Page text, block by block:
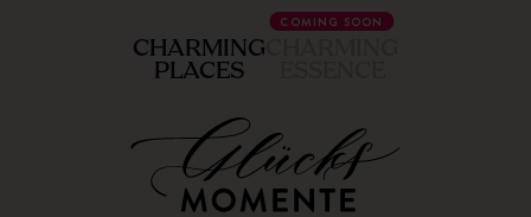
CHARMING
PLACES
COMING SOON